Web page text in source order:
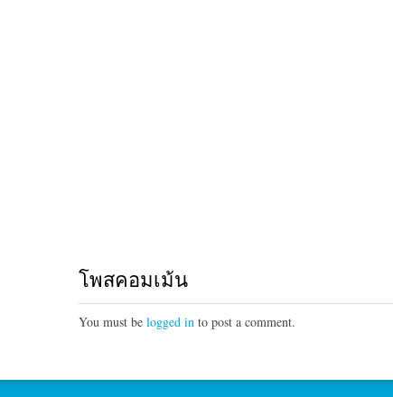
โพสคอมเม้น
You must be logged in to post a comment.